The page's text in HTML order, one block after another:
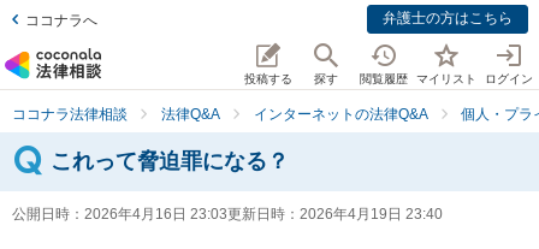
ココナラへ 弁護士の方はこちら
投稿する 探す 閲覧履歴 マイリスト ログイン
ココナラ法律相談 法律Q&A インターネットの法律Q&A 個人・プラ
これって脅迫罪になる？
公開日時： 2026年4月16日 23:03更新日時： 2026年4月19日 23:40